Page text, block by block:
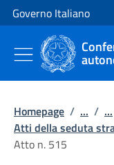
Vai al contenuto
Vai alla navigazione del
Governo Italiano
Homepage / ... / ...
Atti della seduta
Atto n. 515